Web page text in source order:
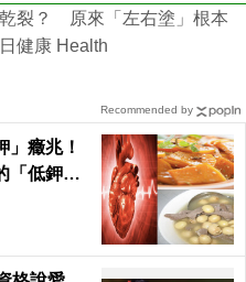
裂？ 原來「左右塗」根本
健康 Health
」癥兆！
「低鉀」
Recommended by